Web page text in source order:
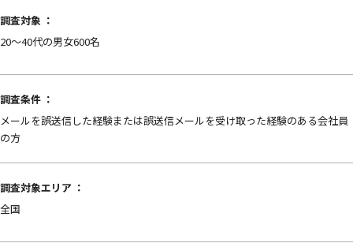
調査対象 ：
20～40代の男女600名
調査条件 ：
メールを誤送信した経験または誤送信メールを受け取った経験のある会社員
の方
調査対象エリア ：
全国